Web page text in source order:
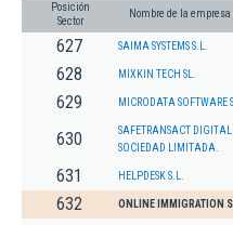
Posición
Sector
Nombre de la empresa
627 SAIMA SYSTEMS S.L.
628 MIXKIN TECH SL.
629 MICRODATA SOFTWARE SL
630
SAFETRANSACT DIGITAL
SOCIEDAD LIMITADA.
631 HELPDESK S.L.
632 ONLINE IMMIGRATION